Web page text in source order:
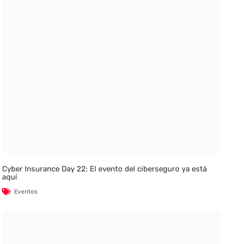
Cyber Insurance Day 22: El evento del ciberseguro ya está
aquí
Eventos